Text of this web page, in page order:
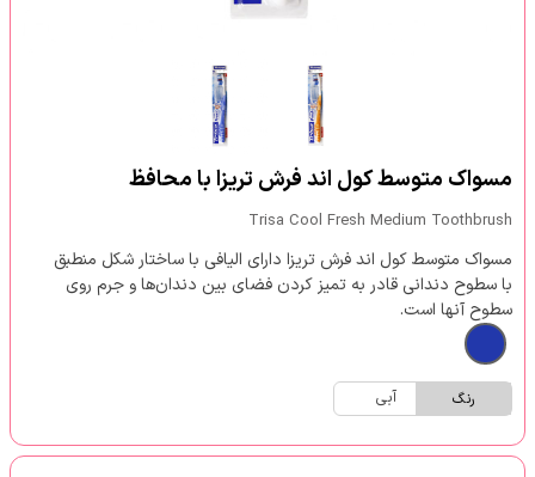
مسواک متوسط کول اند فرش تریزا با محافظ
Trisa Cool Fresh Medium Toothbrush
مسواک متوسط کول اند فرش تریزا دارای الیافی با ساختار شکل منطبق
با سطوح دندانی قادر به تمیز کردن فضای بین دندان‌ها و جرم روی
سطوح آنها است.
رنگ آبی